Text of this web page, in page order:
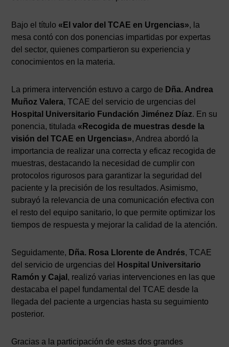
Bajo el título «El valor del TCAE en Urgencias», la
mesa contó con dos ponencias impartidas por expertas
del sector, quienes compartieron su experiencia y
conocimientos en la materia.
La primera intervención estuvo a cargo de Dña. Andrea
Muñoz Valera, TCAE del servicio de urgencias del
Hospital Universitario Fundación Jiménez Díaz. En su
ponencia, titulada «Recogida de muestras desde la
visión del TCAE en Urgencias», Andrea abordó la
importancia de realizar una correcta y eficaz recogida de
muestras, destacando la necesidad de cumplir con
protocolos rigurosos para garantizar la seguridad del
paciente y la precisión de los resultados. Asimismo,
subrayó la relevancia de una comunicación efectiva con
el resto del equipo sanitario, lo que permite optimizar los
tiempos de respuesta y mejorar la calidad de la atención.
Seguidamente, Dña. Rosa Llorente de Andrés, TCAE
del servicio de urgencias del
Hospital Universitario
Ramón y Cajal , realizó varias intervenciones en las que
destacaba el papel fundamental del TCAE desde la
llegada del paciente a urgencias hasta su seguimiento
posterior.
Gracias a la participación de estas dos grandes